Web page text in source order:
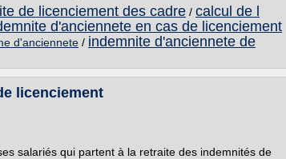
de licenciement des cadre / calcul de l
d'anciennete en cas de licenciement
d'anciennete / indemnite d'anciennete de
licenciement
salariés qui partent à la retraite des indemnités de